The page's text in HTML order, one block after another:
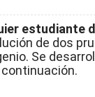
estudiante
de dos
Se